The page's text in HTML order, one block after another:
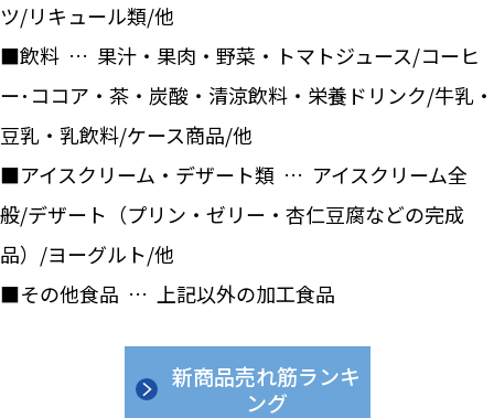
ツ/リキュール類/他
■飲料 … 果汁・果肉・野菜・トマトジュース/コーヒ
ー･ココア・茶・炭酸・清涼飲料・栄養ドリンク/牛乳・
豆乳・乳飲料/ケース商品/他
■アイスクリーム・デザート類 … アイスクリーム全
般/デザート（プリン・ゼリー・杏仁豆腐などの完成
品）/ヨーグルト/他
■その他食品 … 上記以外の加工食品
新商品売れ筋ランキ
ング